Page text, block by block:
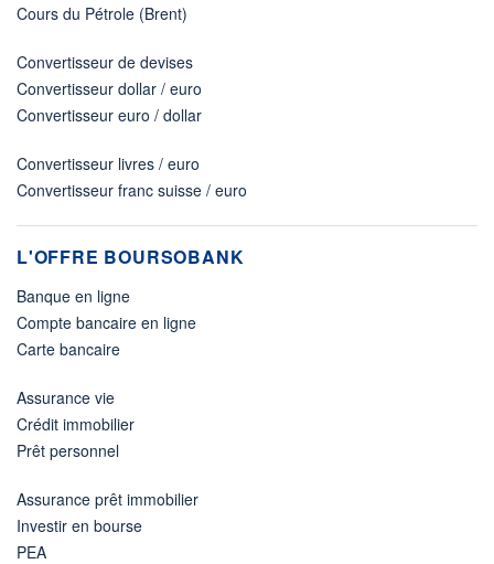
Cours du Pétrole (Brent)
Convertisseur de devises
Convertisseur dollar / euro
Convertisseur euro / dollar
Convertisseur livres / euro
Convertisseur franc suisse / euro
L'OFFRE BOURSOBANK
Banque en ligne
Compte bancaire en ligne
Carte bancaire
Assurance vie
Crédit immobilier
Prêt personnel
Assurance prêt immobilier
Investir en bourse
PEA